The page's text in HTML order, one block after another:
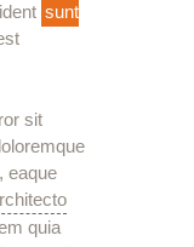
sunt
sit
eaque
quia